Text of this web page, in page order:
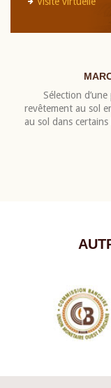
Sélection
revêtement au sol
au sol dans